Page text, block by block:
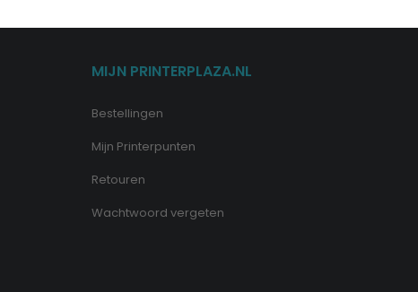
MIJN PRINTERPLAZA.NL
Bestellingen
Mijn Printerpunten
Retouren
Wachtwoord vergeten